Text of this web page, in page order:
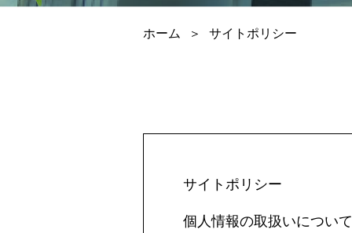
ホーム ＞ サイトポリシー
サイトポリシー
個人情報の取扱いについて